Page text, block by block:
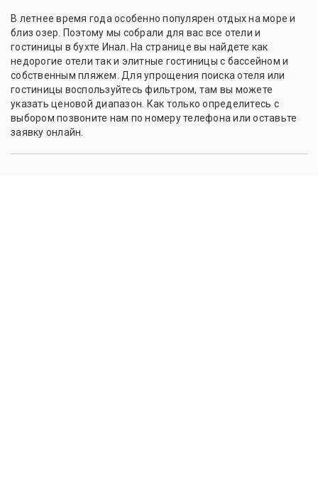
В летнее время года особенно популярен отдых на море и
близ озер. Поэтому мы собрали для вас все отели и
гостиницы в бухте Инал. На странице вы найдете как
недорогие отели так и элитные гостиницы с бассейном и
собственным пляжем. Для упрощения поиска отеля или
гостиницы воспользуйтесь фильтром, там вы можете
указать ценовой диапазон. Как только определитесь с
выбором позвоните нам по номеру телефона или оставьте
заявку онлайн.